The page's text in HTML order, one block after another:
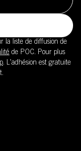
la liste de diffusion de
de POC. Pour plus
. L'adhésion est gratuite